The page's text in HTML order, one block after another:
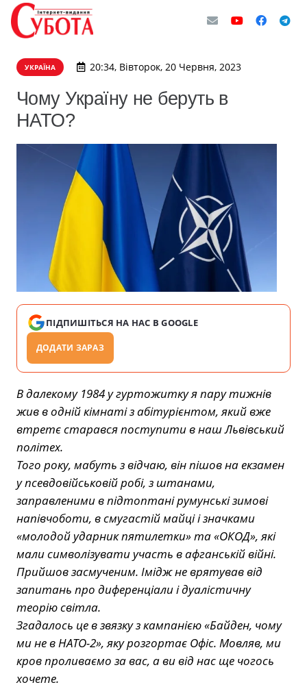
УКРАЇНА 20:34, Вівторок, 20 Червня, 2023
Чому Україну не беруть в
НАТО?
ПІДПИШІТЬСЯ НА НАС В GOOGLE
ДОДАТИ ЗАРАЗ
В далекому 1984 у гуртожитку я пару тижнів
жив в одній кімнаті з абітурієнтом, який вже
втретє старався поступити в наш Львівський
політех.
Того року, мабуть з відчаю, він пішов на екзамен
у псевдовійськовій робі, з штанами,
заправленими в підтоптані румунські зимові
напівчоботи, в смугастій майці і значками
«молодой ударник пятилетки» та «ОКОД», які
мали символізувати участь в афганській війні.
Прийшов засмученим. Імідж не врятував від
запитань про диференціали і дуалістичну
теорію світла.
Згадалось це в звязку з кампанією «Байден, чому
ми не в НАТО-2», яку розгортає Офіс. Мовляв, ми
кров проливаємо за вас, а ви від нас ще чогось
хочете.